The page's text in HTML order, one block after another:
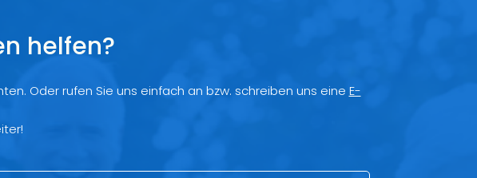
helfen?
Oder rufen Sie uns einfach an bzw. schreiben uns eine E-